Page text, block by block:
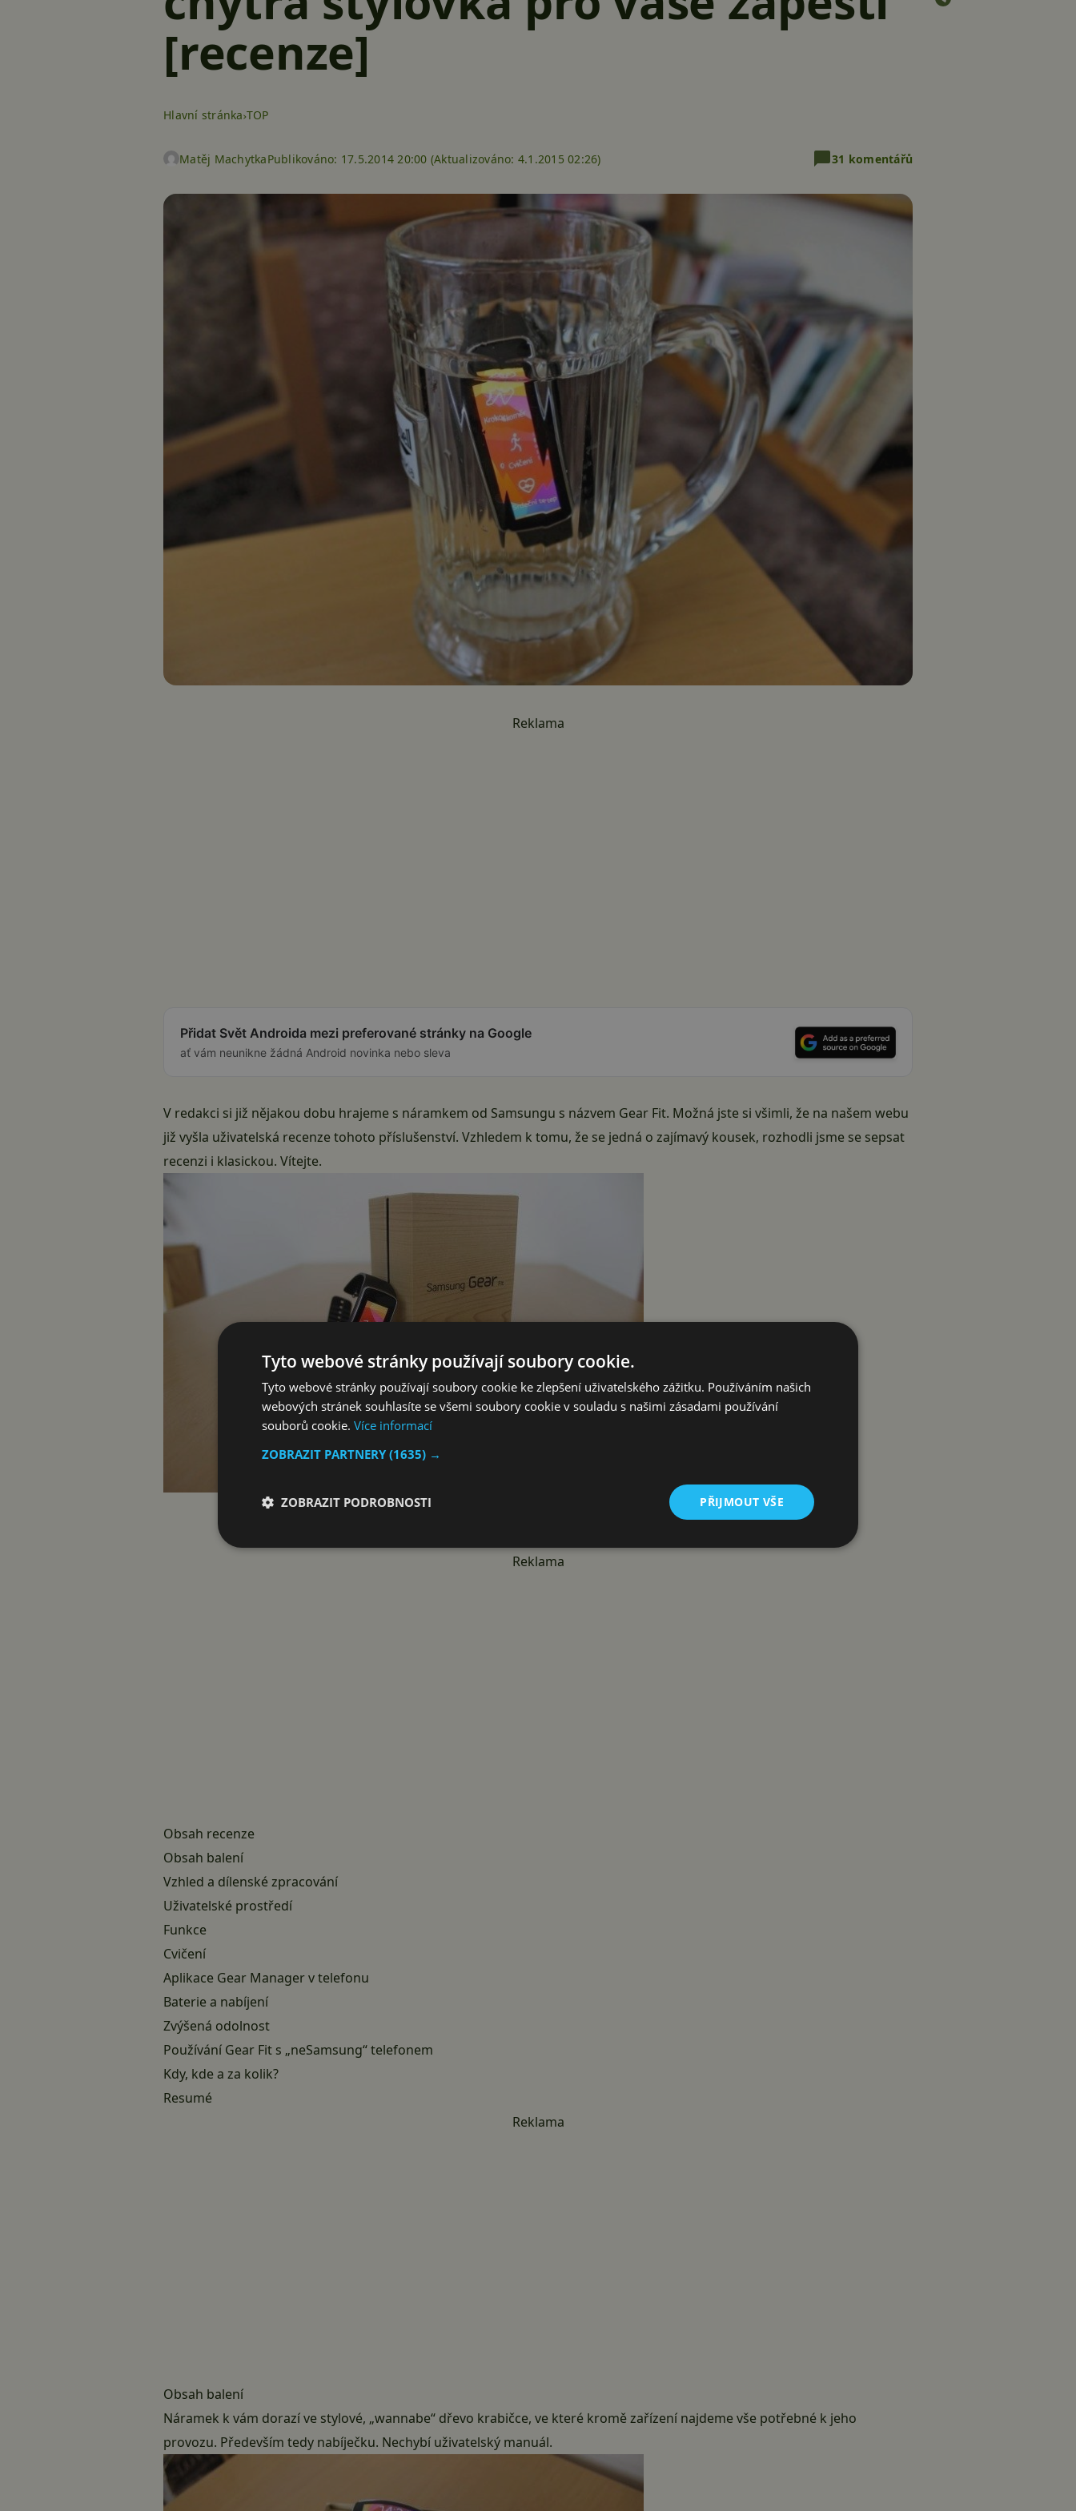
[recenze]
Hlavní stránka TOP
Matěj MachytkaPublikováno: 17.5.2014 20:00 (Aktualizováno: 4.1.2015 02:26) 31 komentářů
Reklama
Přidat Svět Androida mezi preferované stránky na Google
ať vám neunikne žádná Android novinka nebo sleva
V redakci si již nějakou dobu hrajeme s náramkem od Samsungu s názvem Gear Fit. Možná jste si všimli, že na našem webu
již vyšla uživatelská recenzetohoto příslušenství. Vzhledem k tomu, že se jedná o zajímavý kousek, rozhodli jsme se sepsat
recenzi i klasickou. Vítejte.
Reklama
Obsah recenze
Obsah balení
Vzhled a dílenské zpracování
Uživatelské prostředí
Funkce
Cvičení
Aplikace Gear Manager v telefonu
Baterie a nabíjení
Zvýšená odolnost
Používání Gear Fit s „neSamsung“ telefonem
Kdy, kde a za kolik?
Resumé
Reklama
Obsah balení
Náramek k vám dorazí ve stylové, „wannabe“ dřevo krabičce, ve které kromě zařízení najdeme vše potřebné k jeho
provozu. Především tedy nabíječku. Nechybí uživatelský manuál.
Tyto webové stránky používají soubory cookie.
Tyto webové stránky používají soubory cookie ke zlepšení uživatelského zážitku. Používáním našich
webových stránek souhlasíte se všemi soubory cookie v souladu s našimi zásadami používání
souborů cookie. Více informací
ZOBRAZIT PARTNERY(1635) →
PŘIJMOUT VŠE
ZOBRAZIT PODROBNOSTI